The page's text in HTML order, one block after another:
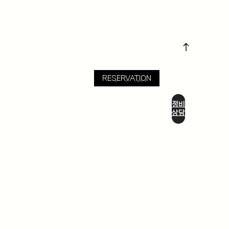
RESERVATION
정비
상담